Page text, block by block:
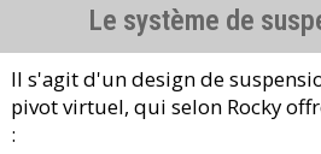
Le système de
Il s'agit d'un design de
pivot virtuel, qui selon Rocky
: